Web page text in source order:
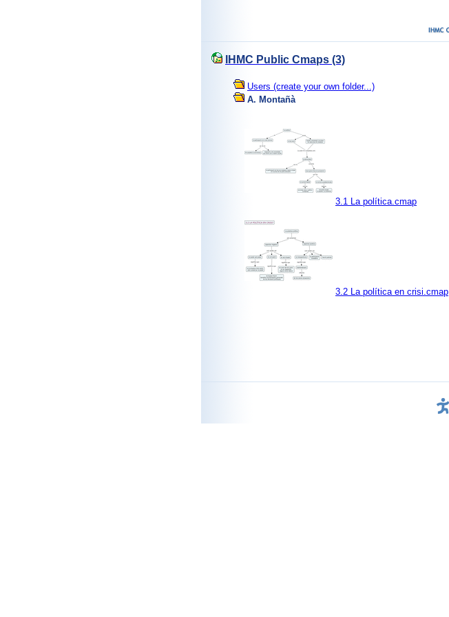
IHMC Public Cmaps (3)
Users (create your own folder...)
A. Montañà
3.1 La política.cmap
3.2 La política en crisi.cmap